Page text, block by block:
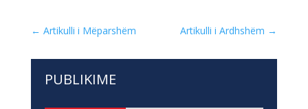
← Artikulli i Mëparshëm Artikulli i Ardhshëm →
PUBLIKIME